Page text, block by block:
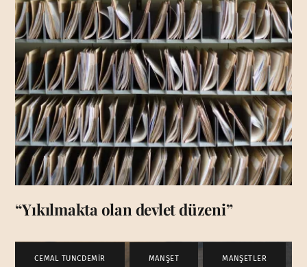
“Yıkılmakta olan devlet düzeni”
CEMAL TUNCDEMİR MANŞET MANŞETLER